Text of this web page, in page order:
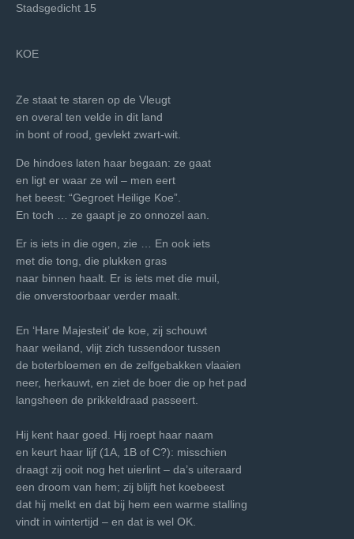
Stadsgedicht 15
KOE
Ze staat te staren op de Vleugt
en overal ten velde in dit land
in bont of rood, gevlekt zwart-wit.
De hindoes laten haar begaan: ze gaat
en ligt er waar ze wil – men eert
het beest: “Gegroet Heilige Koe”.
En toch … ze gaapt je zo onnozel aan.
Er is iets in die ogen, zie … En ook iets
met die tong, die plukken gras
naar binnen haalt. Er is iets met die muil,
die onverstoorbaar verder maalt.
En ‘Hare Majesteit’ de koe, zij schouwt
haar weiland, vlijt zich tussendoor tussen
de boterbloemen en de zelfgebakken vlaaien
neer, herkauwt, en ziet de boer die op het pad
langsheen de prikkeldraad passeert.
Hij kent haar goed. Hij roept haar naam
en keurt haar lijf (1A, 1B of C?): misschien
draagt zij ooit nog het uierlint – da’s uiteraard
een droom van hem; zij blijft het koebeest
dat hij melkt en dat bij hem een warme stalling
vindt in wintertijd – en dat is wel OK.